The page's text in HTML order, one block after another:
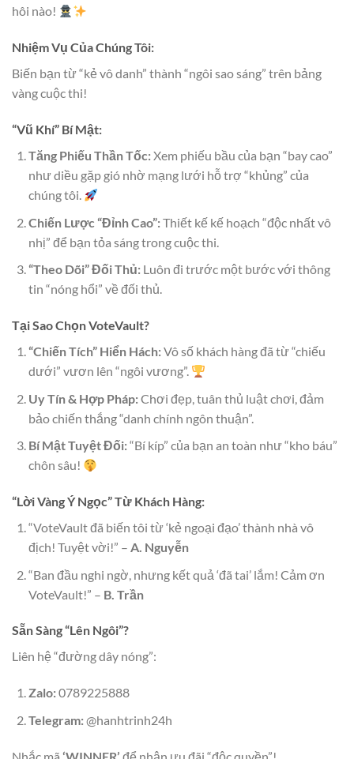
hôi nào!
Nhiệm Vụ Của Chúng Tôi:
Biến bạn từ “kẻ vô danh” thành “ngôi sao sáng” trên bảng
vàng cuộc thi!
“Vũ Khí” Bí Mật:
Tăng Phiếu Thần Tốc:Xem phiếu bầu của bạn “bay cao”
như diều gặp gió nhờ mạng lưới hỗ trợ “khủng” của
chúng tôi.
Chiến Lược “Đỉnh Cao”:Thiết kế kế hoạch “độc nhất vô
nhị” để bạn tỏa sáng trong cuộc thi.
“Theo Dõi” Đối Thủ:Luôn đi trước một bước với thông
tin “nóng hổi” về đối thủ.
Tại Sao Chọn VoteVault?
“Chiến Tích” Hiển Hách:Vô số khách hàng đã từ “chiếu
dưới” vươn lên “ngôi vương”.
Uy Tín & Hợp Pháp:Chơi đẹp, tuân thủ luật chơi, đảm
bảo chiến thắng “danh chính ngôn thuận”.
Bí Mật Tuyệt Đối:“Bí kíp” của bạn an toàn như “kho báu”
chôn sâu!
“Lời Vàng Ý Ngọc” Từ Khách Hàng:
“VoteVault đã biến tôi từ ‘kẻ ngoại đạo’ thành nhà vô
địch! Tuyệt vời!” – A. Nguyễn
“Ban đầu nghi ngờ, nhưng kết quả ‘đã tai’ lắm! Cảm ơn
VoteVault!” – B. Trần
Sẵn Sàng “Lên Ngôi”?
Liên hệ “đường dây nóng”:
Zalo:0789225888
Telegram:@hanhtrinh24h
Nhắc mã ‘WINNER’ để nhận ưu đãi “độc quyền”!